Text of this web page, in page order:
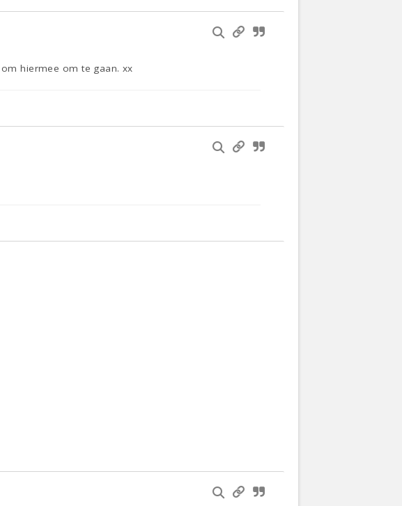
hiermee om te gaan. xx